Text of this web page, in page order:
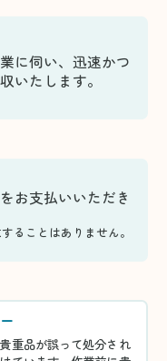
に伺い、迅速かつ
いたします。
お支払いいただき
ることはありません。
重品が誤って処分され